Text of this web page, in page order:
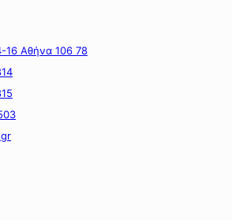
16 Αθήνα 106 78